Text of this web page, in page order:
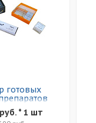
готовых
N10 NG
* 1 шт